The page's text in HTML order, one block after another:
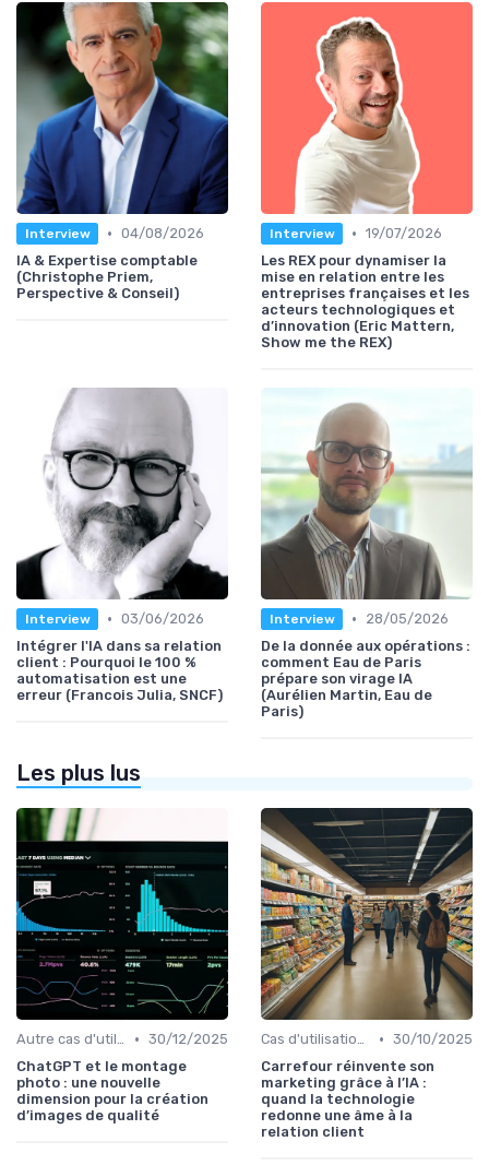
Interview • 04/08/2026
IA & Expertise comptable
(Christophe Priem,
Perspective & Conseil)
Interview • 19/07/2026
Les REX pour dynamiser la
mise en relation entre les
entreprises françaises et les
acteurs technologiques et
d’innovation (Eric Mattern,
Show me the REX)
Interview • 03/06/2026
Intégrer l'IA dans sa relation
client : Pourquoi le 100 %
automatisation est une
erreur (Francois Julia, SNCF)
Interview •
28/05/2026
De la donnée aux opérations :
comment Eau de Paris
prépare son virage IA
(Aurélien Martin, Eau de
Paris)
Les plus lus
Autre cas d'utilisation • 30/12/2025
ChatGPT et le montage
photo : une nouvelle
dimension pour la création
d’images de qualité
Cas d'utilisation IA relation client • 30/10/2025
Carrefour réinvente son
marketing grâce à l’IA :
quand la technologie
redonne une âme à la
relation client